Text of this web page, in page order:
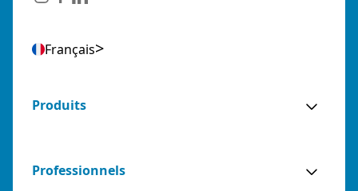
Français
Produits
Professionnels